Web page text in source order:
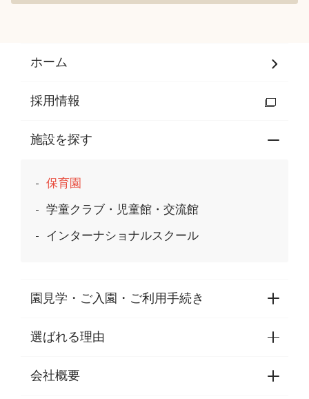
ホーム
採用情報
施設を探す
保育園
学童クラブ・児童館・交流館
インターナショナルスクール
園見学・ご入園・ご利用手続き
園見学・ご入園・ご利用手続き
東京都認証保育所空き状況
選ばれる理由
選ばれる理由一覧
会社概要